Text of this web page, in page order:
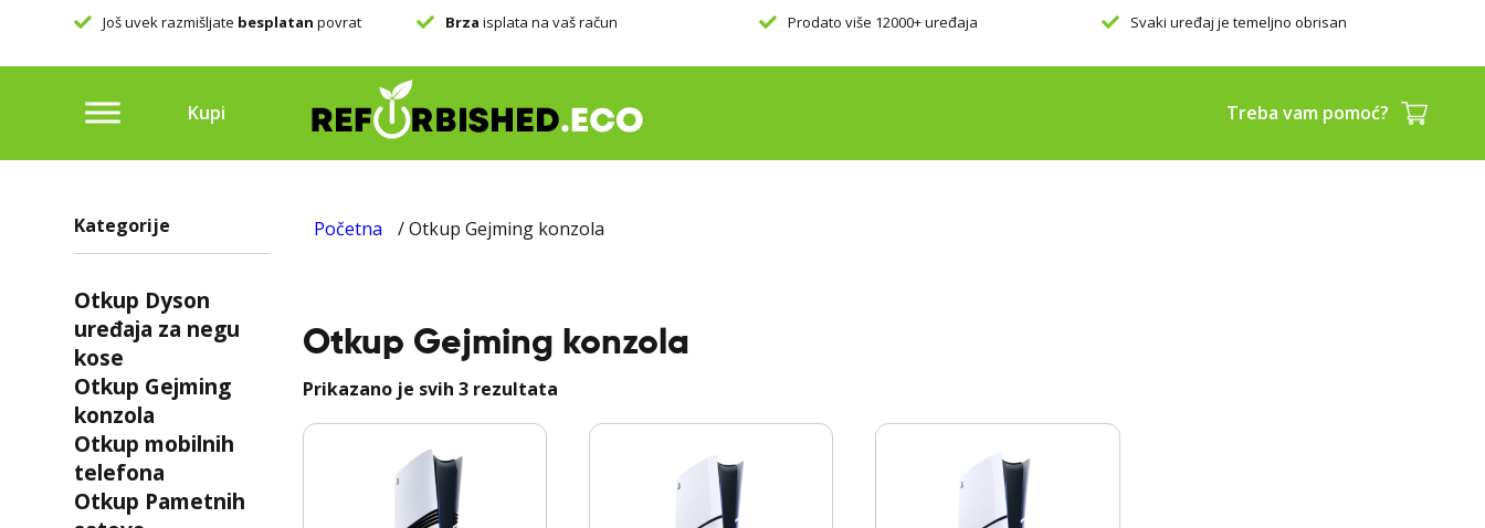
Još uvek razmišljate besplatan povrat Brza isplata na vaš račun Prodato više 12000+ uređaja Svaki uređaj je temeljno obrisan
Kupi Treba vam pomoć?
Kategorije
Otkup Dyson
uređaja za negu
kose
Otkup Gejming
konzola
Otkup mobilnih
telefona
Otkup Pametnih
Početna / Otkup Gejming konzola
Otkup Gejming konzola
Prikazano je svih 3 rezultata